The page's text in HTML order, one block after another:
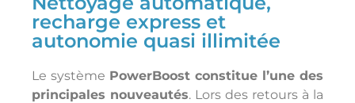
recharge express et
autonomie quasi illimitée
Le système PowerBoost constitue l’une des
principales nouveautés. Lors des retours à la